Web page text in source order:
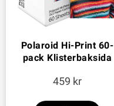
Polaroid Hi-Print 60-
pack Klisterbaksida
459